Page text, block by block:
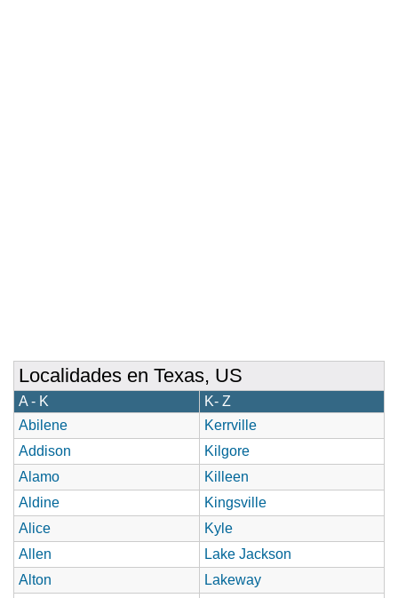
Localidades en Texas, US
A - K
K- Z
Abilene
Kerrville
Addison
Kilgore
Alamo
Killeen
Aldine
Kingsville
Alice
Kyle
Allen
Lake Jackson
Alton
Lakeway